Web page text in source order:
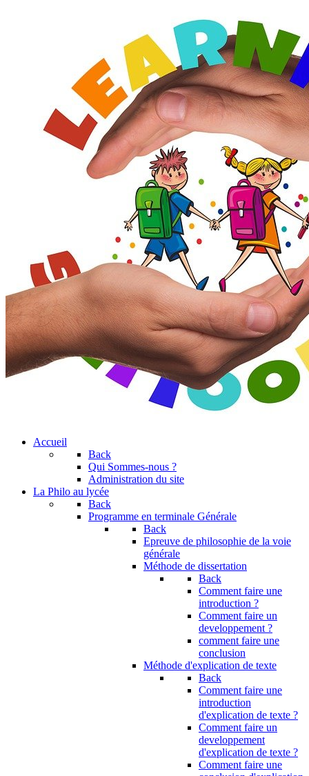
Accueil
Back
Qui Sommes-nous ?
Administration du site
La Philo au lycée
Back
Programme en terminale Générale
Back
Epreuve de philosophie de la voie
générale
Méthode de dissertation
Back
Comment faire une
introduction ?
Comment faire un
developpement ?
comment faire une
conclusion
Méthode d'explication de texte
Back
Comment faire une
introduction
d'explication de texte ?
Comment faire un
developpement
d'explication de texte ?
Comment faire une